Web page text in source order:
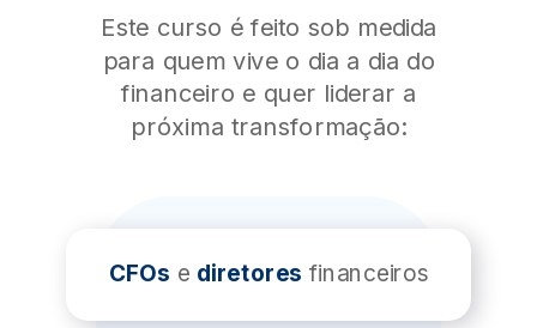
Este curso é feito sob medida
para quem vive o dia a dia do
financeiro e quer liderar a
próxima transformação:
CFOs e diretores financeiros